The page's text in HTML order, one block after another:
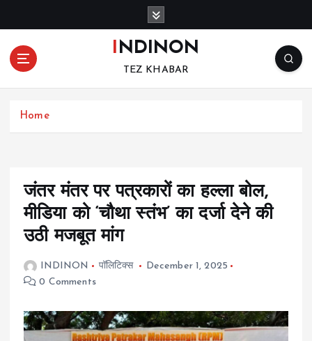
o
INDINON
TEZ KHABAR
Home
जंतर मंतर पर पत्रकारों का हल्ला बोल,
मीडिया को ‘चौथा स्तंभ’ का दर्जा देने की
उठी मजबूत मांग
INDINON पॉलिटिक्स
December 1, 2025
0 Comments